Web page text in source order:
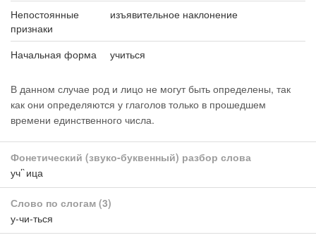
Непостоянные
признаки
изъявительное наклонение
Начальная форма учиться
В данном случае род и лицо не могут быть определены, так
как они определяются у глаголов только в прошедшем
времени единственного числа.
Фонетический (звуко-буквенный) разбор слова
уч’`ица
Слово по слогам (3)
у-чи-ться